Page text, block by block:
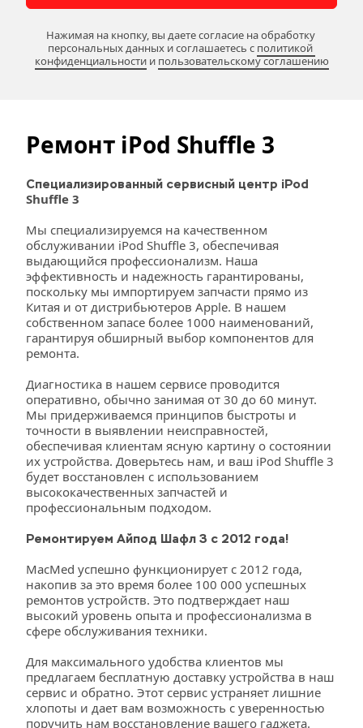
Нажимая на кнопку, вы даете согласие на обработку
персональных данных и соглашаетесь c политикой
конфиденциальности и пользовательскому соглашению
Ремонт iPod Shuffle 3
Shuffle 3
Мы специализируемся на качественном
обслуживании iPod Shuffle 3, обеспечивая
выдающийся профессионализм. Наша
эффективность и надежность гарантированы,
поскольку мы импортируем запчасти прямо из
Китая и от дистрибьютеров Apple. В нашем
собственном запасе более 1000 наименований,
гарантируя обширный выбор компонентов для
ремонта.
Диагностика в нашем сервисе проводится
оперативно, обычно занимая от 30 до 60 минут.
Мы придерживаемся принципов быстроты и
точности в выявлении неисправностей,
обеспечивая клиентам ясную картину о состоянии
их устройства. Доверьтесь нам, и ваш iPod Shuffle 3
будет восстановлен с использованием
высококачественных запчастей и
профессиональным подходом.
Ремонтируем Айпод Шафл 3 с 2012 года!
MacMed успешно функционирует с 2012 года,
накопив за это время более 100 000 успешных
ремонтов устройств. Это подтверждает наш
высокий уровень опыта и профессионализма в
сфере обслуживания техники.
Для максимального удобства клиентов мы
предлагаем бесплатную доставку устройства в наш
сервис и обратно. Этот сервис устраняет лишние
хлопоты и дает вам возможность с уверенностью
поручить нам восстановление вашего гаджета.